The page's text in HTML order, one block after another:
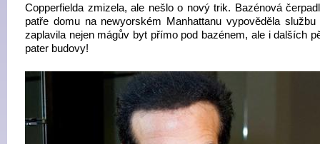
Copperfielda zmizela, ale nešlo o nový trik. Bazénová
patře domu na newyorském Manhattanu vypověděla službu
zaplavila nejen mágův byt přímo pod bazénem, ale i dalších
pater budovy!